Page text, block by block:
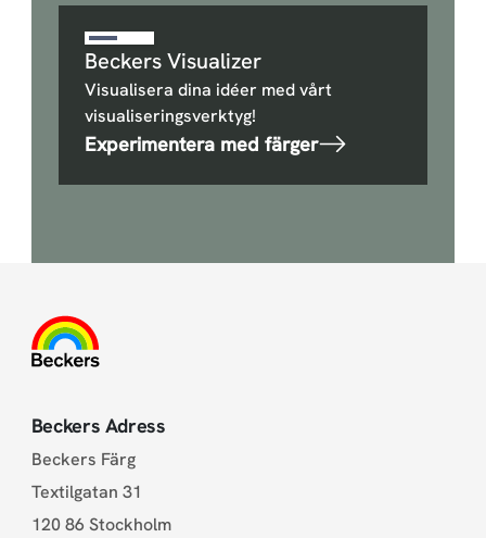
Beckers Visualizer
Visualisera dina idéer med vårt
visualiseringsverktyg!
Experimentera med färger
Beckers Adress
Beckers Färg
Textilgatan 31
120 86 Stockholm